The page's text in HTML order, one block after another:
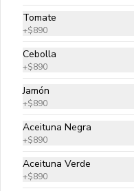
Tomate
+$890
Cebolla
+$890
Jamón
+$890
Aceituna Negra
+$890
Aceituna Verde
+$890